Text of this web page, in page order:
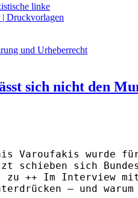
linke
Druckvorlagen
und Urheberrecht
sich nicht den
Varoufakis wurde
schieben sich
zu ++ Im Interview
— und